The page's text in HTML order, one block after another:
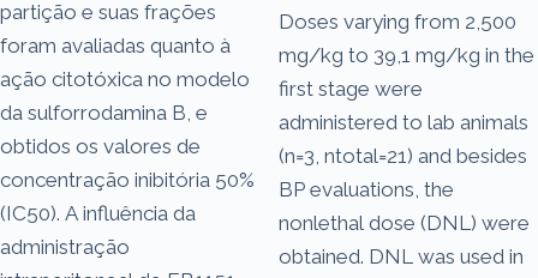
partição e suas frações
foram avaliadas quanto à
ação citotóxica no modelo
da sulforrodamina B, e
obtidos os valores de
concentração inibitória 50%
(IC50). A influência da
administração
Doses varying from 2,500
mg/kg to 39,1 mg/kg in the
first stage were
administered to lab animals
(n=3, ntotal=21) and besides
BP evaluations, the
nonlethal dose (DNL) were
obtained. DNL was used in